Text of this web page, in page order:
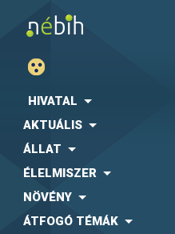
HIVATAL
AKTUÁLIS
ÁLLAT
ÉLELMISZER
NÖVÉNY
ÁTFOGÓ TÉMÁK